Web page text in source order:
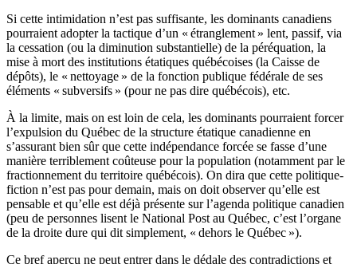
Si cette intimidation n’est pas suffisante, les dominants canadiens
pourraient adopter la tactique d’un « étranglement » lent, passif, via
la cessation (ou la diminution substantielle) de la péréquation, la
mise à mort des institutions étatiques québécoises (la Caisse de
dépôts), le « nettoyage » de la fonction publique fédérale de ses
éléments « subversifs » (pour ne pas dire québécois), etc.
À la limite, mais on est loin de cela, les dominants pourraient forcer
l’expulsion du Québec de la structure étatique canadienne en
s’assurant bien sûr que cette indépendance forcée se fasse d’une
manière terriblement coûteuse pour la population (notamment par le
fractionnement du territoire québécois). On dira que cette politique-
fiction n’est pas pour demain, mais on doit observer qu’elle est
pensable et qu’elle est déjà présente sur l’agenda politique canadien
(peu de personnes lisent le National Post au Québec, c’est l’organe
de la droite dure qui dit simplement, « dehors le Québec »).
Ce bref aperçu ne peut entrer dans le dédale des contradictions et